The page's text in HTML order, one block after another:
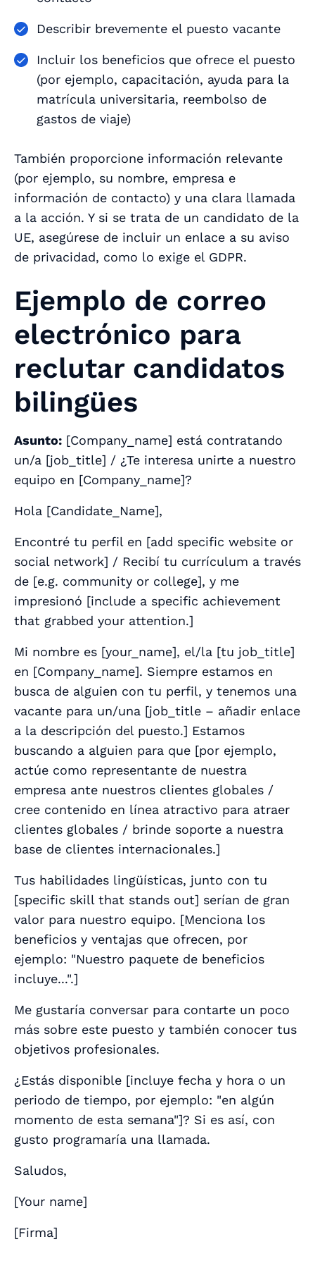
Describir brevemente el puesto vacante
Incluir los beneficios que ofrece el puesto
(por ejemplo, capacitación, ayuda para la
matrícula universitaria, reembolso de
gastos de viaje)
También proporcione información relevante
(por ejemplo, su nombre, empresa e
información de contacto) y una clara llamada
a la acción. Y si se trata de un candidato de la
UE, asegúrese de incluir un enlace a su aviso
de privacidad, como lo exige el GDPR.
Ejemplo de correo
electrónico para
reclutar candidatos
bilingües
Asunto: [Company_name] está contratando
un/a [job_title] / ¿Te interesa unirte a nuestro
equipo en [Company_name]?
Hola [Candidate_Name],
Encontré tu perfil en [add specific website or
social network] / Recibí tu currículum a través
de [e.g. community or college], y me
impresionó [include a specific achievement
that grabbed your attention.]
Mi nombre es [your_name], el/la [tu job_title]
en [Company_name]. Siempre estamos en
busca de alguien con tu perfil, y tenemos una
vacante para un/una [job_title – añadir enlace
a la descripción del puesto.] Estamos
buscando a alguien para que [por ejemplo,
actúe como representante de nuestra
empresa ante nuestros clientes globales /
cree contenido en línea atractivo para atraer
clientes globales / brinde soporte a nuestra
base de clientes internacionales.]
Tus habilidades lingüísticas, junto con tu
[specific skill that stands out] serían de gran
valor para nuestro equipo. [Menciona los
beneficios y ventajas que ofrecen, por
ejemplo: "Nuestro paquete de beneficios
incluye...".]
Me gustaría conversar para contarte un poco
más sobre este puesto y también conocer tus
objetivos profesionales.
¿Estás disponible [incluye fecha y hora o un
periodo de tiempo, por ejemplo: "en algún
momento de esta semana"]? Si es así, con
gusto programaría una llamada.
Saludos,
[Your name]
[Firma]